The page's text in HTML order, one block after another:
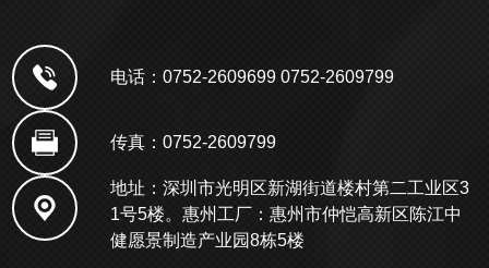
电话：0752-2609699 0752-2609799
传真：0752-2609799
地址：深圳市光明区新湖街道楼村第二工业区3
1号5楼。惠州工厂：惠州市仲恺高新区陈江中
健愿景制造产业园8栋5楼